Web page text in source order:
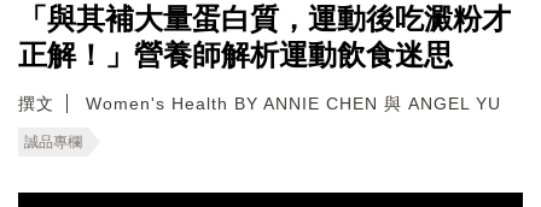
「與其補大量蛋白質，運動後吃澱粉才
正解！」營養師解析運動飲食迷思
撰文 Women's Health BY ANNIE CHEN 與 ANGEL YU
誠品專欄